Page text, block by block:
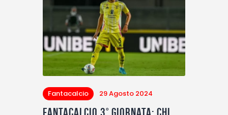
Fantacalcio 29 Agosto 2024